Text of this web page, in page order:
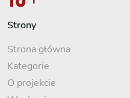
Strony
Strona główna
Kategorie
O projekcie